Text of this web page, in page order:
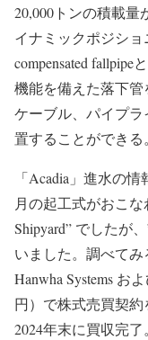
20,000トンの積載
イナミックポジショ
compensated
機能を備えた落下
ケーブル、パイプ
置することができる。
「Acadia」進水の
月の起工式がおこ
Shipyard” でしたが
いました。調べてみ
Hanwha Systems お
円）で株式売買契約
2024年末に買収完